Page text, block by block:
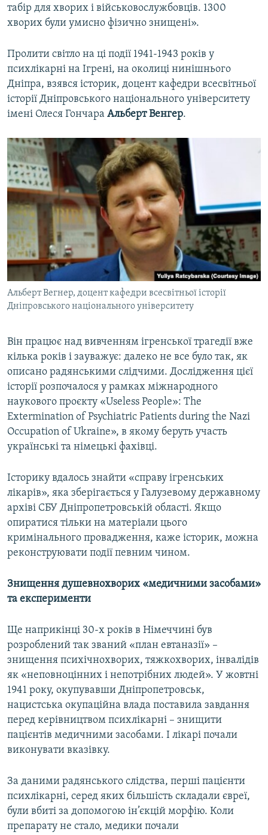
табір для хворих і військовослужбовців. 1300
хворих були умисно фізично знищені».
Пролити світло на ці події 1941-1943 років у
психлікарні на Ігрені, на околиці нинішнього
Дніпра, взявся історик, доцент кафедри всесвітньої
історії Дніпровського національного університету
імені Олеся Гончара Альберт Венгер.
Альберт Вегнер, доцент кафедри всесвітньої історії
Дніпровського національного університету
Він працює над вивченням ігренської трагедії вже
кілька років і зауважує: далеко не все було так, як
описано радянськими слідчими. Дослідження цієї
історії розпочалося у рамках міжнародного
наукового проєкту «Useless People»: The
Extermination of Psychiatric Patients during the Nazi
Occupation of Ukraine», в якому беруть участь
українські та німецькі фахівці.
Історику вдалось знайти «справу ігренських
лікарів», яка зберігається у Галузевому державному
архіві СБУ Дніпропетровській області. Якщо
опиратися тільки на матеріали цього
кримінального провадження, каже історик, можна
реконструювати події певним чином.
Знищення душевнохворих «медичними засобами»
та експерименти
Ще наприкінці 30-х років в Німеччині був
розроблений так званий «план евтаназії» –
знищення психічнохворих, тяжкохворих, інвалідів
як «неповноцінних і непотрібних людей». У жовтні
1941 року, окупувавши Дніпропетровськ,
нацистська окупаційна влада поставила завдання
перед керівництвом психлікарні – знищити
пацієнтів медичними засобами. І лікарі почали
виконувати вказівку.
За даними радянського слідства, перші пацієнти
психлікарні, серед яких більшість складали євреї,
були вбиті за допомогою ін’єкцій морфію. Коли
препарату не стало, медики почали